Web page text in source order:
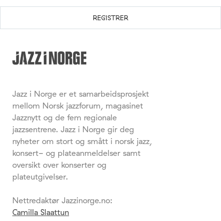
Jazz i Norge er et samarbeidsprosjekt
mellom Norsk jazzforum, magasinet
Jazznytt og de fem regionale
jazzsentrene. Jazz i Norge gir deg
nyheter om stort og smått i norsk jazz,
konsert- og plateanmeldelser samt
oversikt over konserter og
plateutgivelser.
Nettredaktør Jazzinorge.no:
Camilla Slaattun